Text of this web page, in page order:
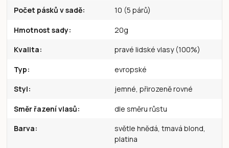
Počet pásků v sadě 10 (5 párů)
Hmotnost sady 20g
Kvalita pravé lidské vlasy (100%)
Typ evropské
Styl jemné, přirozeně rovné
Směr řazení vlasů dle směru růstu
Barva
světle hnědá, tmavá blond,
platina